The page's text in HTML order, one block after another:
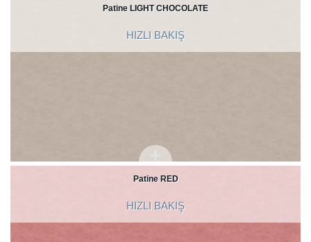
Patine LIGHT CHOCOLATE
HIZLI BAKIŞ
Patine RED
HIZLI BAKIŞ